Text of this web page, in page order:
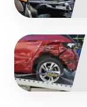
Přejít na detail